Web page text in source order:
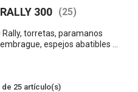
300 (25)
torretas, paramanos
espejos abatibles ...
25 artículo(s)